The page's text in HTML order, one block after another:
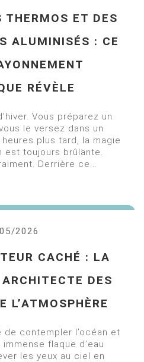
THERMOS ET DES
ALUMINISÉS : CE
RÉVÈLE
Vous préparez un
le versez dans un
plus tard, la magie
est toujours brûlante.
Derrière ce...
2026
CACHÉ : LA
DES
L’ATMOSPHÈRE
de contempler l’océan et
flaque d’eau
les yeux au ciel en